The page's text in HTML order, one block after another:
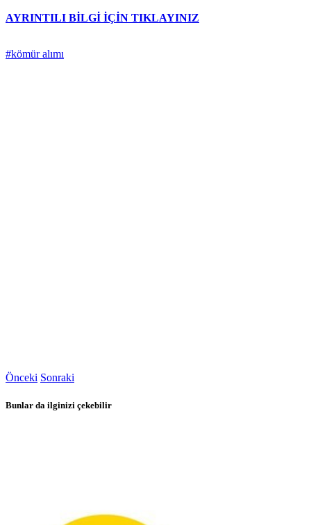
AYRINTILI BİLGİ İÇİN TIKLAYINIZ
#kömür alımı
Önceki Sonraki
Bunlar da ilginizi çekebilir